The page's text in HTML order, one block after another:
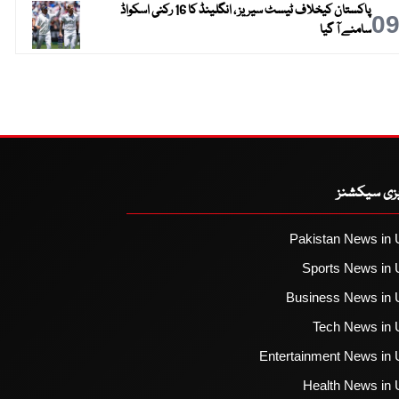
09
پاکستان کیخلاف ٹیسٹ سیریز ، انگلینڈ کا 16 رکنی اسکواڈ
سامنے آ گیا
سیکشنز
Pakistan News in
Sports News in
Business News in
Tech News in
Entertainment News in
Health News in